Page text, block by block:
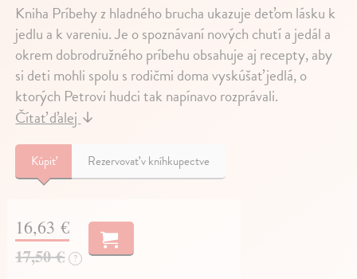
Kniha Príbehy z hladného brucha ukazuje deťom lásku k
jedlu a k vareniu. Je o spoznávaní nových chutí a jedál a
okrem dobrodružného príbehu obsahuje aj recepty, aby
si deti mohli spolu s rodičmi doma vyskúšať jedlá, o
ktorých Petrovi hudci tak napínavo rozprávali.
Čítať ďalej↓
Kúpiť Rezervovať v kníhkupectve
16,63 €
17,50 € ?